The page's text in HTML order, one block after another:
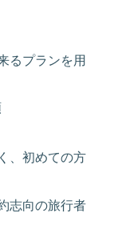
るプランを用
、初めての方
志向の旅行者